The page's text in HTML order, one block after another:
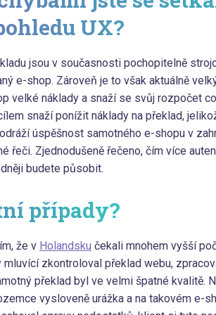
UX?
jsou v současnosti pochopitelně
e-shop. Zároveň je to však aktuálně
velké náklady a snaží se svůj rozpočet
snaží ponížit náklady na překlad,
úspěšnost samotného e-shopu v
řeči. Zjednodušeně řečeno, čím více
budete působit.
případy?
že v Holandsku čekali mnohem vyšší
mluvící zkontroloval překlad webu,
překlad byl ve velmi špatné kvalitě.
vysloveně urážka a na takovém e-